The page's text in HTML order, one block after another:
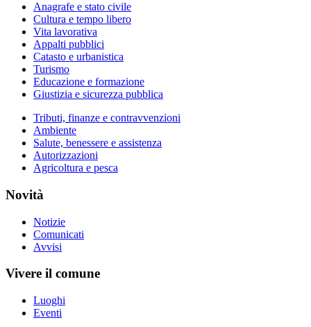
Anagrafe e stato civile
Cultura e tempo libero
Vita lavorativa
Appalti pubblici
Catasto e urbanistica
Turismo
Educazione e formazione
Giustizia e sicurezza pubblica
Tributi, finanze e contravvenzioni
Ambiente
Salute, benessere e assistenza
Autorizzazioni
Agricoltura e pesca
Novità
Notizie
Comunicati
Avvisi
Vivere il comune
Luoghi
Eventi